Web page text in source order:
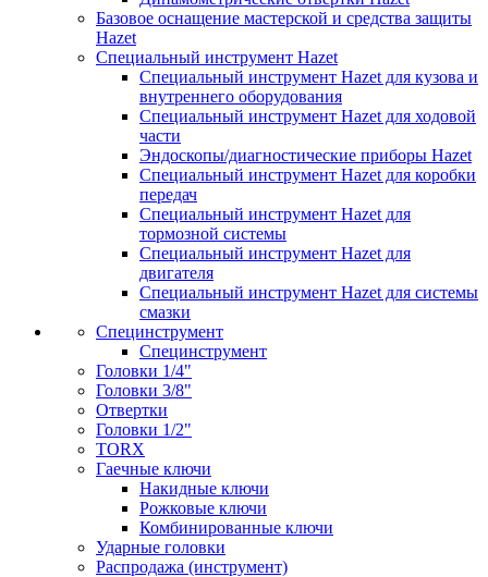
Базовое оснащение мастерской и средства защиты
Hazet
Специальный инструмент Hazet
Специальный инструмент Hazet для кузова и
внутреннего оборудования
Специальный инструмент Hazet для ходовой
части
Эндоскопы/диагностические приборы Hazet
Специальный инструмент Hazet для коробки
передач
Специальный инструмент Hazet для
тормозной системы
Специальный инструмент Hazet для
двигателя
Специальный инструмент Hazet для системы
смазки
Специнструмент
Специнструмент
Головки 1/4"
Головки 3/8"
Отвертки
Головки 1/2"
TORX
Гаечные ключи
Накидные ключи
Рожковые ключи
Комбинированные ключи
Ударные головки
Распродажа (инструмент)